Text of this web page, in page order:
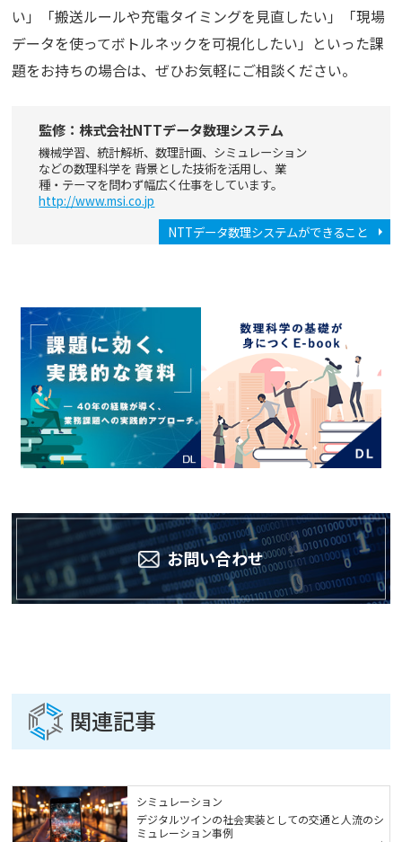
い」「搬送ルールや充電タイミングを見直したい」「現場
データを使ってボトルネックを可視化したい」といった課
題をお持ちの場合は、ぜひお気軽にご相談ください。
監修：株式会社NTTデータ数理システム
機械学習、統計解析、数理計画、シミュレーション
などの数理科学を 背景とした技術を活用し、業
種・テーマを問わず幅広く仕事をしています。
http://www.msi.co.jp
NTTデータ数理システムができること
お問い合わせ
関連記事
シミュレーション
デジタルツインの社会実装としての交通と人流のシ
ミュレーション事例